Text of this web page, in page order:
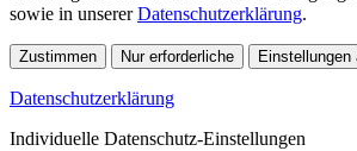
sowie in unsererDatenschutzerklärung.
Zustimmen Nur erforderliche Einstellungen
Datenschutzerklärung
Individuelle Datenschutz-Einstellungen